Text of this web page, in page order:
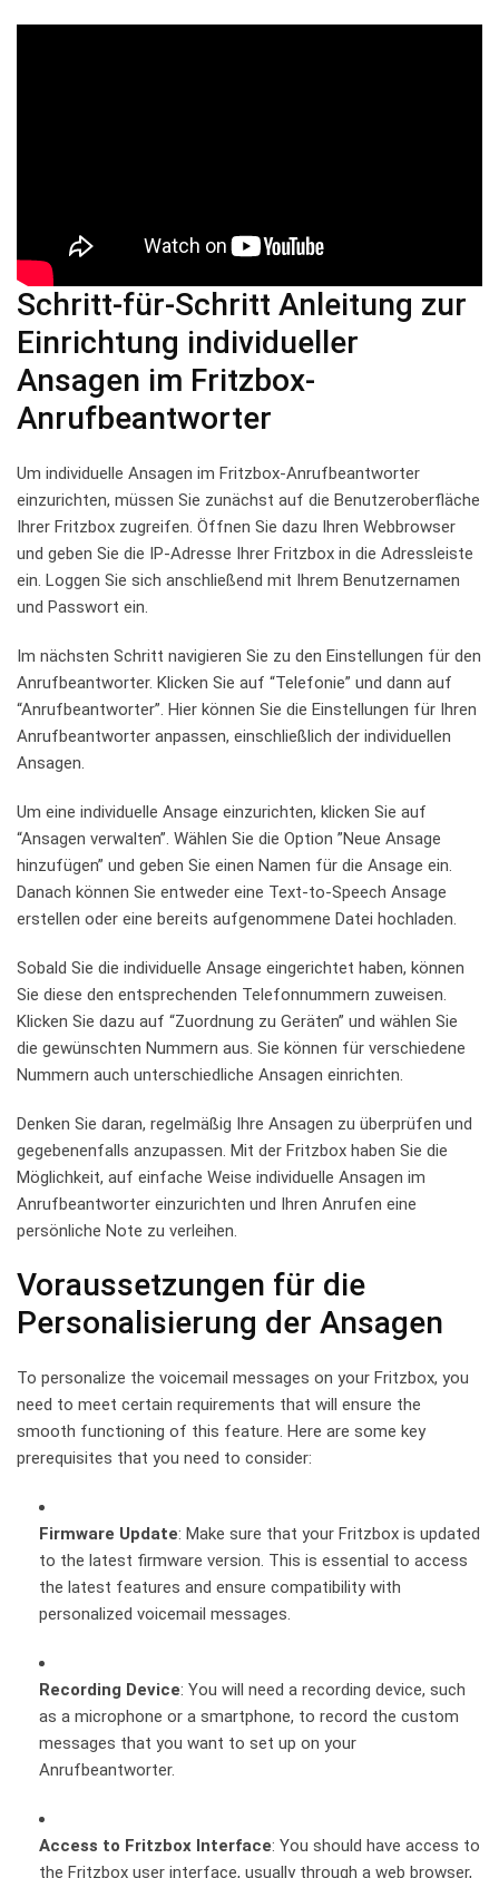
Schritt-für-Schritt Anleitung zur
Einrichtung individueller
Ansagen im Fritzbox-
Anrufbeantworter
Um individuelle Ansagen im Fritzbox-Anrufbeantworter
einzurichten, müssen Sie zunächst auf die Benutzeroberfläche
⁤Ihrer ‍Fritzbox zugreifen. Öffnen Sie dazu Ihren​ Webbrowser⁢
und⁤ geben Sie‌ die IP-Adresse Ihrer Fritzbox in die Adressleiste
ein. Loggen‍ Sie sich anschließend mit Ihrem Benutzernamen
und Passwort‌ ein.
Im nächsten Schritt navigieren Sie​ zu⁣ den Einstellungen für den
⁤Anrufbeantworter. Klicken Sie ​auf “Telefonie” und dann auf⁣
“Anrufbeantworter”. Hier⁣ können Sie die Einstellungen⁣ für Ihren
Anrufbeantworter anpassen, einschließlich‌ der individuellen
Ansagen.
Um ​eine individuelle Ansage‌ einzurichten, klicken Sie ⁣auf
“Ansagen ‍verwalten”. Wählen Sie die Option ⁤”Neue Ansage
hinzufügen” und geben Sie ‍einen‍ Namen für‌ die Ansage ein.​
Danach können Sie entweder eine Text-to-Speech Ansage
erstellen ​oder‌ eine ‌bereits aufgenommene Datei hochladen.
Sobald Sie die individuelle Ansage⁢ eingerichtet haben, können
‌Sie diese den ⁣entsprechenden Telefonnummern zuweisen.‌
Klicken Sie dazu auf “Zuordnung zu Geräten” und wählen Sie
‍die gewünschten ‌Nummern aus. Sie können für verschiedene
Nummern ‌auch unterschiedliche Ansagen​ einrichten.
Denken Sie daran, ‌regelmäßig Ihre Ansagen‌ zu​ überprüfen ‍und
⁣gegebenenfalls anzupassen. Mit der Fritzbox haben Sie ⁢die
Möglichkeit, auf⁢ einfache Weise ​individuelle Ansagen ⁤im
Anrufbeantworter einzurichten ⁤und Ihren Anrufen‌ eine
persönliche ⁢Note⁤ zu verleihen.
Voraussetzungen für die
Personalisierung ⁢der⁢ Ansagen
To personalize ‍the voicemail messages on your Fritzbox, you
need to meet ‌certain requirements that will ‍ensure‍ the
smooth functioning of this ​feature. Here are some ‌key
⁢prerequisites that you need ⁤to consider:
Firmware⁢ Update: Make ⁣sure that your Fritzbox is updated
to ⁢the latest firmware version. ⁣This ⁢is essential ⁣to ⁢access
the⁤ latest features and ⁤ensure compatibility with
personalized‍ voicemail messages.
Recording Device: You will need a recording device, such
as a microphone or ‌a smartphone,​ to record‌ the custom
messages that you want ‍to set up on your⁢
Anrufbeantworter.
Access to Fritzbox⁤ Interface: You ​should have ⁤access ⁤to
the Fritzbox user‍ interface, usually through a web⁢ browser,